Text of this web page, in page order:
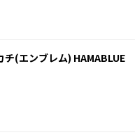
(エンブレム) HAMABLUE